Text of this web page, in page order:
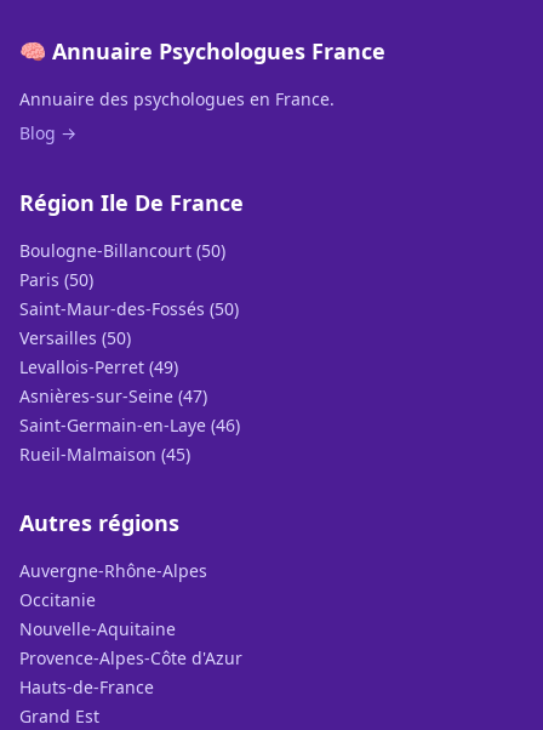
🧠 Annuaire Psychologues France
Annuaire des psychologues en France.
Blog →
Région Ile De France
Boulogne-Billancourt (50)
Paris (50)
Saint-Maur-des-Fossés (50)
Versailles (50)
Levallois-Perret (49)
Asnières-sur-Seine (47)
Saint-Germain-en-Laye (46)
Rueil-Malmaison (45)
Autres régions
Auvergne-Rhône-Alpes
Occitanie
Nouvelle-Aquitaine
Provence-Alpes-Côte d'Azur
Hauts-de-France
Grand Est